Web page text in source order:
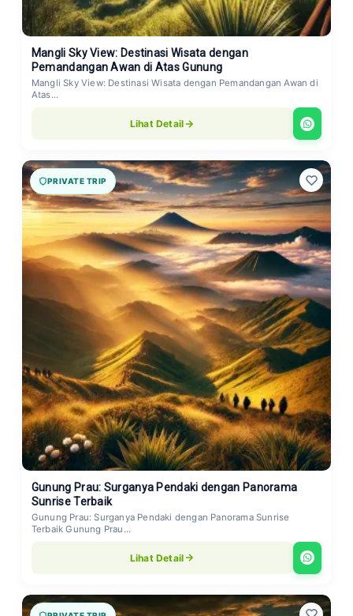
Mangli Sky View: Destinasi Wisata dengan
Pemandangan Awan di Atas Gunung
Mangli Sky View: Destinasi Wisata dengan Pemandangan Awan di
Atas...
Lihat Detail
PRIVATE TRIP
Gunung Prau: Surganya Pendaki dengan Panorama
Sunrise Terbaik
Gunung Prau: Surganya Pendaki dengan Panorama Sunrise
Terbaik Gunung Prau...
Lihat Detail